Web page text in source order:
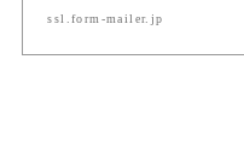
ssl.form-mailer.jp